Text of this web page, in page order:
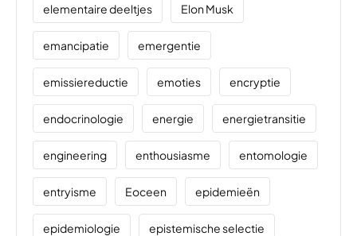
elementaire deeltjes Elon Musk
emancipatie emergentie
emissiereductie emoties encryptie
endocrinologie energie energietransitie
engineering enthousiasme entomologie
entryisme Eoceen epidemieën
epidemiologie epistemische selectie